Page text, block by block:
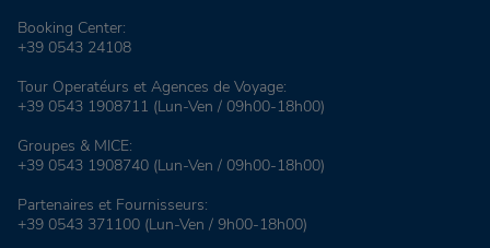
Booking Center:
+39 0543 24108
Tour Operatéurs et Agences de Voyage:
+39 0543 1908711 (Lun-Ven / 09h00-18h00)
Groupes & MICE:
+39 0543 1908740 (Lun-Ven / 09h00-18h00)
Partenaires et Fournisseurs:
+39 0543 371100 (Lun-Ven / 9h00-18h00)